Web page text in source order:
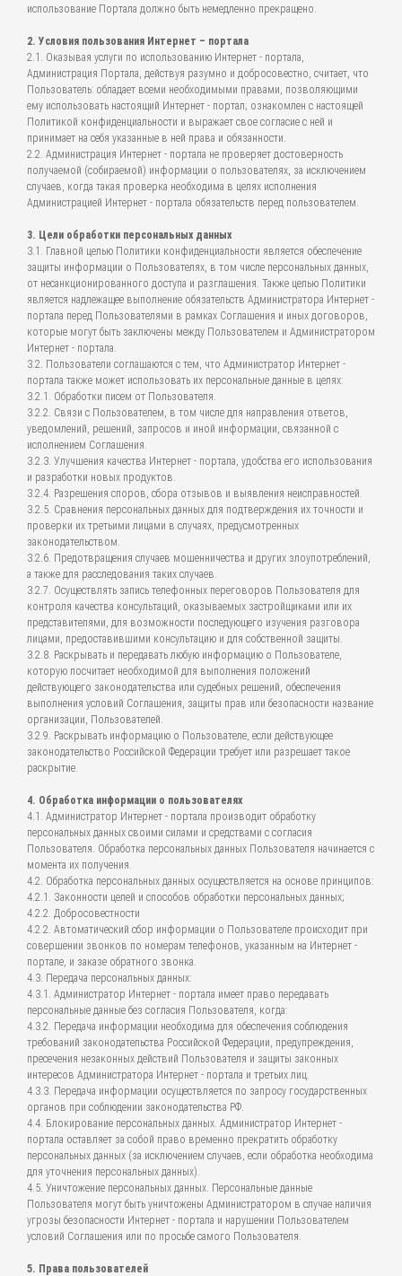
использование Портала должно быть немедленно прекращено.
2. Условия пользования Интернет – портала
2.1. Оказывая услуги по использованию Интернет - портала,
Администрация Портала, действуя разумно и добросовестно, считает, что
Пользователь: обладает всеми необходимыми правами, позволяющими
ему использовать настоящий Интернет - портал; ознакомлен с настоящей
Политикой конфиденциальности и выражает свое согласие с ней и
принимает на себя указанные в ней права и обязанности.
2.2. Администрация Интернет - портала не проверяет достоверность
получаемой (собираемой) информации о пользователях, за исключением
случаев, когда такая проверка необходима в целях исполнения
Администрацией Интернет - портала обязательств перед пользователем.
3. Цели обработки персональных данных
3.1. Главной целью Политики конфиденциальности является обеспечение
защиты информации о Пользователях, в том числе персональных данных,
от несанкционированного доступа и разглашения. Также целью Политики
является надлежащее выполнение обязательств Администратора Интернет -
портала перед Пользователями в рамках Соглашения и иных договоров,
которые могут быть заключены между Пользователем и Администратором
Интернет - портала.
3.2. Пользователи соглашаются с тем, что Администратор Интернет -
портала также может использовать их персональные данные в целях:
3.2.1. Обработки писем от Пользователя.
3.2.2. Связи с Пользователем, в том числе для направления ответов,
уведомлений, решений, запросов и иной информации, связанной с
исполнением Соглашения.
3.2.3. Улучшения качества Интернет - портала, удобства его использования
и разработки новых продуктов.
3.2.4. Разрешения споров, сбора отзывов и выявления неисправностей.
3.2.5. Сравнения персональных данных для подтверждения их точности и
проверки их третьими лицами в случаях, предусмотренных
законодательством.
3.2.6. Предотвращения случаев мошенничества и других злоупотреблений,
а также для расследования таких случаев.
3.2.7. Осуществлять запись телефонных переговоров Пользователя для
контроля качества консультаций, оказываемых застройщиками или их
представителями, для возможности последующего изучения разговора
лицами, предоставившими консультацию и для собственной защиты.
3.2.8. Раскрывать и передавать любую информацию о Пользователе,
которую посчитает необходимой для выполнения положений
действующего законодательства или судебных решений, обеспечения
выполнения условий Соглашения, защиты прав или безопасности название
организации, Пользователей.
3.2.9. Раскрывать информацию о Пользователе, если действующее
законодательство Российской Федерации требует или разрешает такое
раскрытие.
4. Обработка информации о пользователях
4.1. Администратор Интернет - портала производит обработку
персональных данных своими силами и средствами с согласия
Пользователя. Обработка персональных данных Пользователя начинается с
момента их получения.
4.2. Обработка персональных данных осуществляется на основе принципов:
4.2.1. Законности целей и способов обработки персональных данных;
4.2.2. Добросовестности
4.2.2. Автоматический сбор информации о Пользователе происходит при
совершении звонков по номерам телефонов, указанным на Интернет -
портале, и заказе обратного звонка.
4.3. Передача персональных данных:
4.3.1. Администратор Интернет - портала имеет право передавать
персональные данные без согласия Пользователя, когда:
4.3.2. Передача информации необходима для обеспечения соблюдения
требований законодательства Российской Федерации, предупреждения,
пресечения незаконных действий Пользователя и защиты законных
интересов Администратора Интернет - портала и третьих лиц.
4.3.3. Передача информации осуществляется по запросу государственных
органов при соблюдении законодательства РФ.
4.4. Блокирование персональных данных. Администратор Интернет -
портала оставляет за собой право временно прекратить обработку
персональных данных (за исключением случаев, если обработка необходима
для уточнения персональных данных).
4.5. Уничтожение персональных данных. Персональные данные
Пользователя могут быть уничтожены Администратором в случае наличия
угрозы безопасности Интернет - портала и нарушении Пользователем
условий Соглашения или по просьбе самого Пользователя.
5. Права пользователей